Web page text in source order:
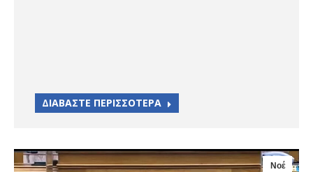
ΔΙΑΒΑΣΤΕ ΠΕΡΙΣΣΟΤΕΡΑ
Νοέ